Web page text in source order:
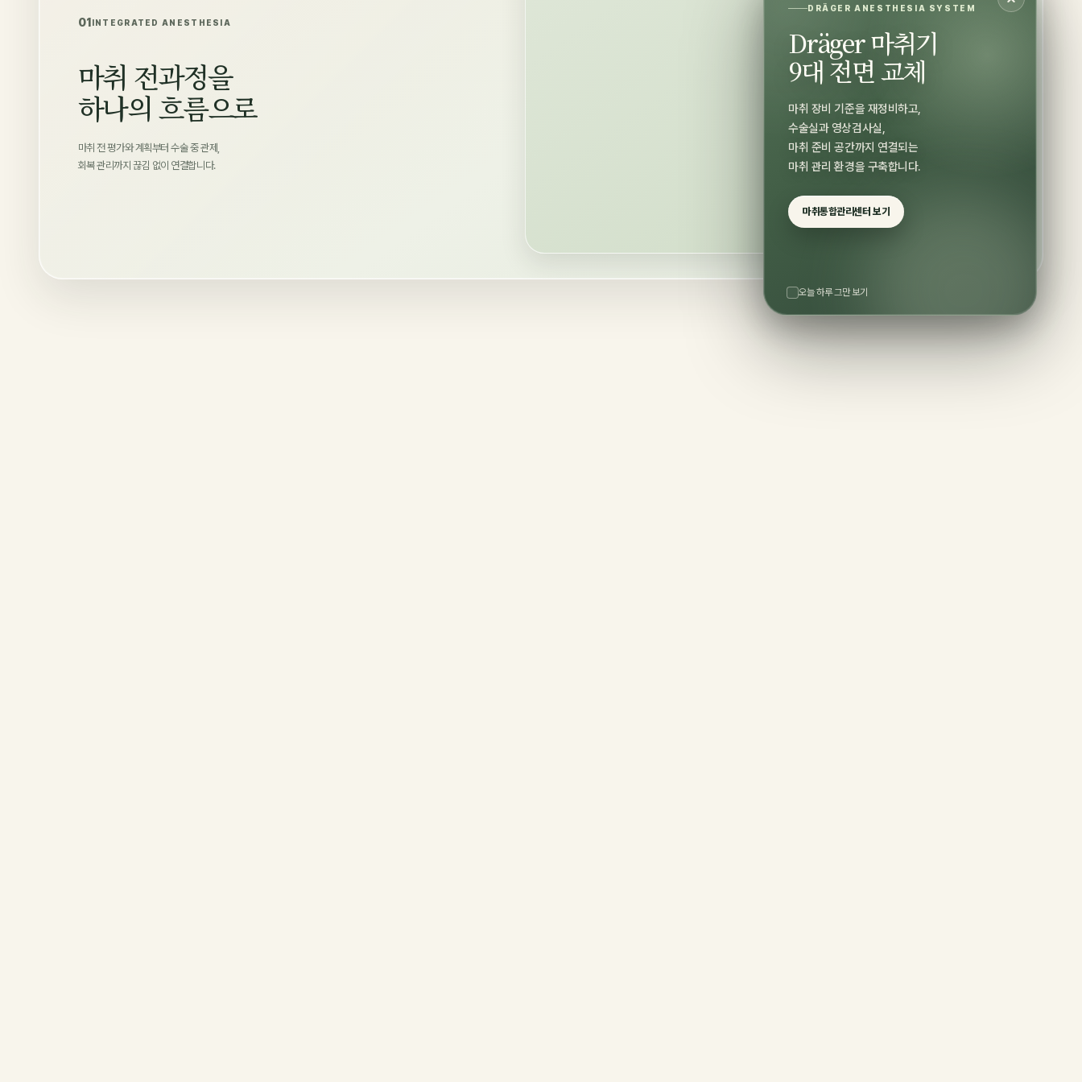
01 INTEGRATED ANESTHESIA
마취 전과정을
하나의 흐름으로
마취 전 평가와 계획부터 수술 중 관제,
회복 관리까지 끊김 없이 연결합니다.
DRÄGER ANESTHESIA SYSTEM
Dräger 마취기
9대 전면 교체
마취 장비 기준을 재정비하고,
수술실과 영상검사실,
마취 준비 공간까지 연결되는
마취 관리 환경을 구축합니다.
마취통합관리센터 보기
오늘 하루 그만 보기